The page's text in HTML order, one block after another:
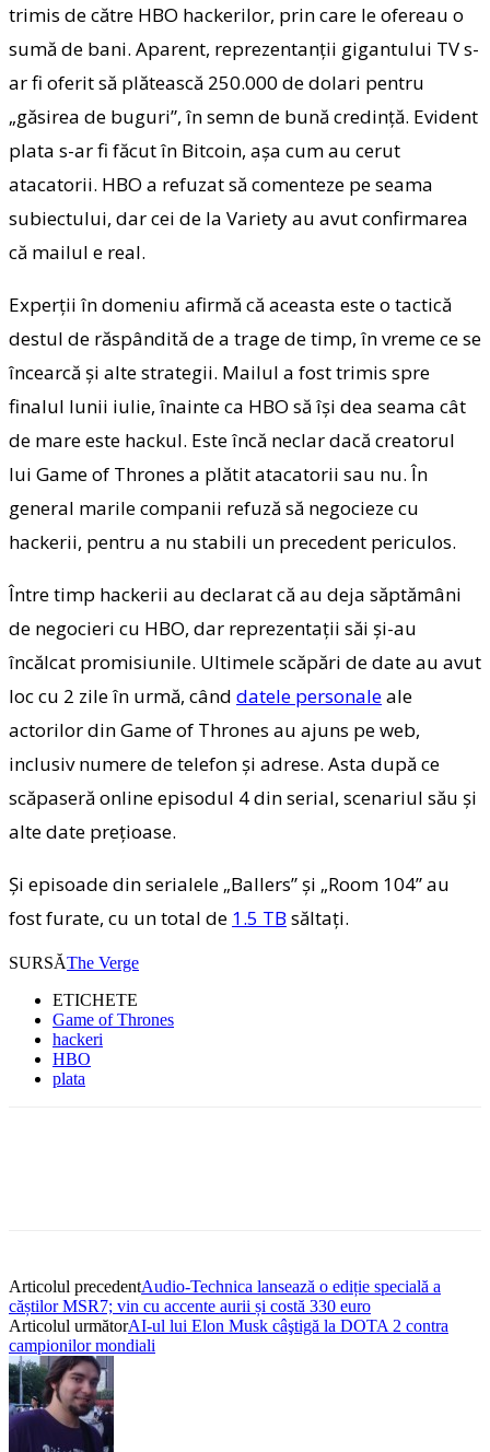
trimis de către HBO hackerilor, prin care le ofereau o
sumă de bani. Aparent, reprezentanţii gigantului TV s-
ar fi oferit să plătească 250.000 de dolari pentru
„găsirea de buguri”, în semn de bună credinţă. Evident
plata s-ar fi făcut în Bitcoin, aşa cum au cerut
atacatorii. HBO a refuzat să comenteze pe seama
subiectului, dar cei de la Variety au avut confirmarea
că mailul e real.
Experţii în domeniu afirmă că aceasta este o tactică
destul de răspândită de a trage de timp, în vreme ce se
încearcă şi alte strategii. Mailul a fost trimis spre
finalul lunii iulie, înainte ca HBO să îşi dea seama cât
de mare este hackul. Este încă neclar dacă creatorul
lui Game of Thrones a plătit atacatorii sau nu. În
general marile companii refuză să negocieze cu
hackerii, pentru a nu stabili un precedent periculos.
Între timp hackerii au declarat că au deja săptămâni
de negocieri cu HBO, dar reprezentaţii săi şi-au
încălcat promisiunile. Ultimele scăpări de date au avut
loc cu 2 zile în urmă, când datele personaleale
actorilor din Game of Thrones au ajuns pe web,
inclusiv numere de telefon şi adrese. Asta după ce
scăpaseră online episodul 4 din serial, scenariul său şi
alte date preţioase.
Şi episoade din serialele „Ballers” şi „Room 104” au
fost furate, cu un total de 1.5 TB săltaţi.
SURSĂThe Verge
ETICHETE
Game of Thrones
hackeri
HBO
plata
Articolul precedentAudio-Technica lansează o ediție specială a
căștilor MSR7; vin cu accente aurii și costă 330 euro
Articolul următorAI-ul lui Elon Musk câştigă la DOTA 2 contra
campionilor mondiali